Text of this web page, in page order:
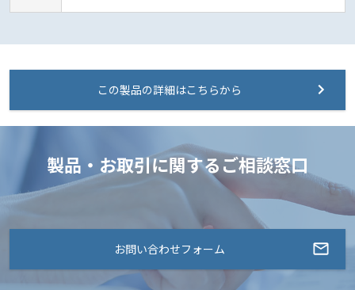
この製品の詳細はこちらから
製品・お取引に関するご相談窓口
お問い合わせフォーム